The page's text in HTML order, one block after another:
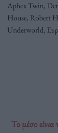
Aphex Twin,
House, Robert
Underworld,
Το μέσο